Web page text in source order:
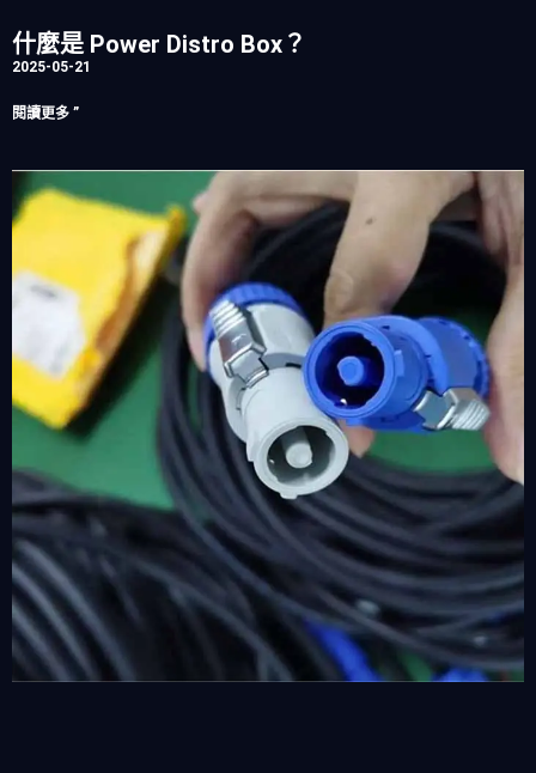
什麼是 Power Distro Box？
2025-05-21
閱讀更多 ”